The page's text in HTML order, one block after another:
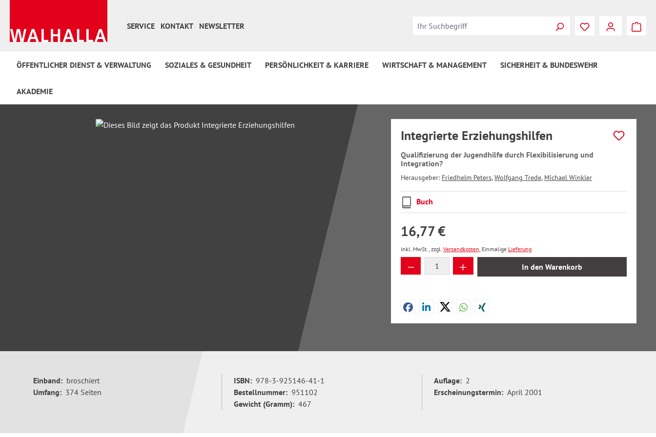
SERVICE
KONTAKT NEWSLETTER
ÖFFENTLICHER DIENST & VERWALTUNG SOZIALES & GESUNDHEIT PERSÖNLICHKEIT & KARRIERE WIRTSCHAFT & MANAGEMENT SICHERHEIT & BUNDESWEHR
AKADEMIE
Bildergalerie überspringen
Integrierte Erziehungshilfen
Qualifizierung der Jugendhilfe durch Flexibilisierung und
Integration?
Herausgeber: Friedhelm Peters,Wolfgang Trede, Michael Winkler
Buch
16,77 €
inkl. MwSt., zzgl. Versandkosten, Einmalige Lieferung
Produkt Anzahl: Gib den gewünschten Wert ein
In den Warenkorb
Einband: broschiert
Umfang: 374 Seiten
ISBN: 978-3-925146-41-1
Bestellnummer: 951102
Gewicht (Gramm): 467
Auflage: 2
Erscheinungstermin: April 2001